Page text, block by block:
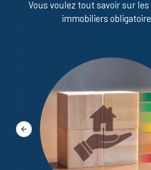
Vous voulez tout savoir sur
immobiliers
Slide précédente